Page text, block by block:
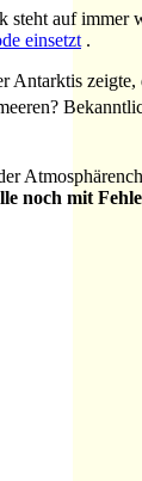
steht auf immer
einsetzt .
Antarktis
noch mit